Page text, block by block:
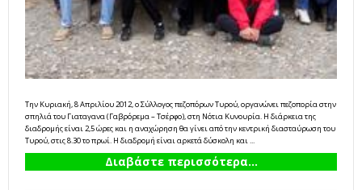
Την Κυριακή, 8 Απριλίου 2012, ο Σύλλογος πεζοπόρων Τυρού, οργανώνει πεζοπορία στην
σπηλιά του Γιαταγανα (Γαβρόρεμα – Τσέρφο), στη Νότια Κυνουρία. Η διάρκεια της
διαδρομής είναι 2,5 ώρες και η αναχώρηση θα γίνει από την κεντρική διασταύρωση του
Τυρού, στις 8.30 το πρωί. Η διαδρομή είναι αρκετά δύσκολη και ...
Διαβάστε περισσότερα...